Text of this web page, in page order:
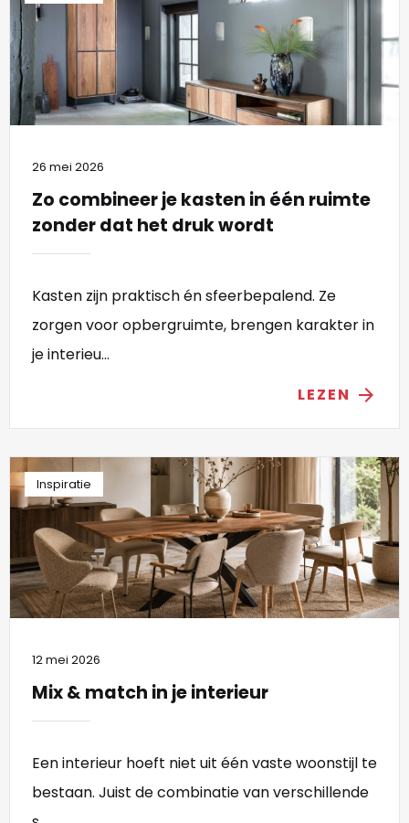
26 mei 2026
Zo combineer je kasten in één ruimte
zonder dat het druk wordt
Kasten zijn praktisch én sfeerbepalend. Ze
zorgen voor opbergruimte, brengen karakter in
je interieu...
LEZEN arrow_forward
Inspiratie
12 mei 2026
Mix & match in je interieur
Een interieur hoeft niet uit één vaste woonstijl te
bestaan. Juist de combinatie van verschillende